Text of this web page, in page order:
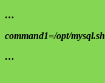
…
command1=/opt/mysql.sh
…